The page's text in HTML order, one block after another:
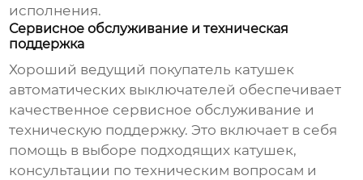
исполнения.
Сервисное обслуживание и техническая
поддержка
Хороший ведущий покупатель катушек
автоматических выключателей обеспечивает
качественное сервисное обслуживание и
техническую поддержку. Это включает в себя
помощь в выборе подходящих катушек,
консультации по техническим вопросам и